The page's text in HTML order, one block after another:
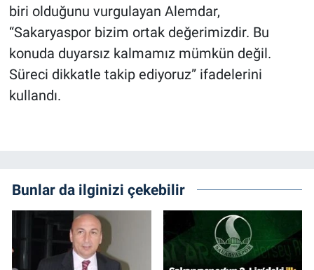
biri olduğunu vurgulayan Alemdar,
“Sakaryaspor bizim ortak değerimizdir. Bu
konuda duyarsız kalmamız mümkün değil.
Süreci dikkatle takip ediyoruz” ifadelerini
kullandı.
Bunlar da ilginizi çekebilir